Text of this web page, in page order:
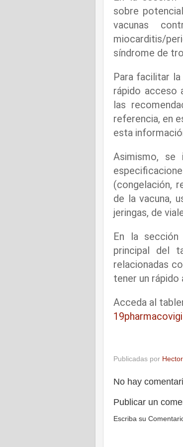
sobre
vacunas
miocarditis/
síndrome de
Para facilitar
rápido acceso
las
referencia, en
esta
Asimismo, se
(congelación,
de la vacuna,
jeringas, de
En la sección
principal del
relacionadas
tener un
Acceda al
Publicadas por
No hay
Publicar un
Escriba su